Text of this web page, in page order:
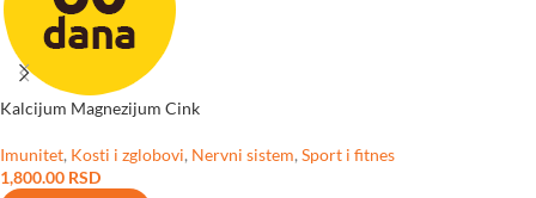
Kalcijum Magnezijum Cink
Imunitet, Kosti i zglobovi, Nervni sistem, Sport i fitnes
1,800.00 RSD